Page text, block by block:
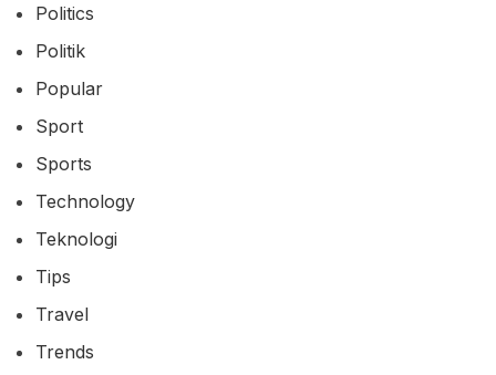
Politics
Politik
Popular
Sport
Sports
Technology
Teknologi
Tips
Travel
Trends